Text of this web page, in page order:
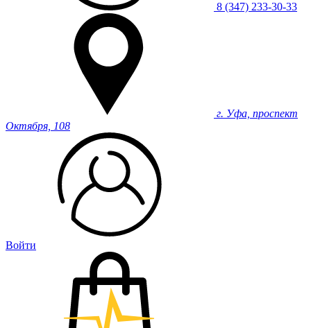
8 (347) 233-30-33
г. Уфа, проспект
Октября, 108
Войти